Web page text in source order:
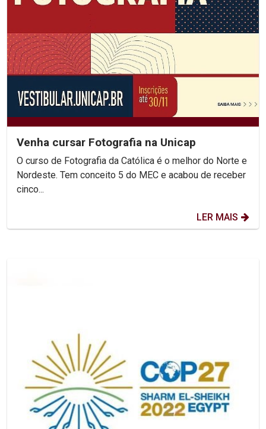
Venha cursar Fotografia na Unicap
O curso de Fotografia da Católica é o melhor do Norte e
Nordeste. Tem conceito 5 do MEC e acabou de receber
cinco...
LER MAIS